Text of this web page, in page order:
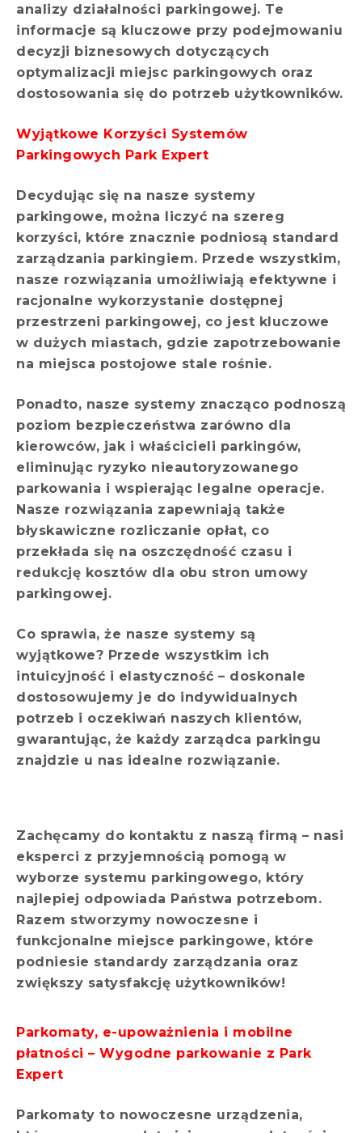
analizy działalności parkingowej. Te
informacje są kluczowe przy podejmowaniu
decyzji biznesowych dotyczących
optymalizacji miejsc parkingowych oraz
dostosowania się do potrzeb użytkowników.
Wyjątkowe Korzyści Systemów
Parkingowych Park Expert
Decydując się na nasze systemy
parkingowe, można liczyć na szereg
korzyści, które znacznie podniosą standard
zarządzania parkingiem. Przede wszystkim,
nasze rozwiązania umożliwiają efektywne i
racjonalne wykorzystanie dostępnej
przestrzeni parkingowej, co jest kluczowe
w dużych miastach, gdzie zapotrzebowanie
na miejsca postojowe stale rośnie.
Ponadto, nasze systemy znacząco podnoszą
poziom bezpieczeństwa zarówno dla
kierowców, jak i właścicieli parkingów,
eliminując ryzyko nieautoryzowanego
parkowania i wspierając legalne operacje.
Nasze rozwiązania zapewniają także
błyskawiczne rozliczanie opłat, co
przekłada się na oszczędność czasu i
redukcję kosztów dla obu stron umowy
parkingowej.
Co sprawia, że nasze systemy są
wyjątkowe? Przede wszystkim ich
intuicyjność i elastyczność – doskonale
dostosowujemy je do indywidualnych
potrzeb i oczekiwań naszych klientów,
gwarantując, że każdy zarządca parkingu
znajdzie u nas idealne rozwiązanie.
Zachęcamy do kontaktu z naszą firmą – nasi
eksperci z przyjemnością pomogą w
wyborze systemu parkingowego, który
najlepiej odpowiada Państwa potrzebom.
Razem stworzymy nowoczesne i
funkcjonalne miejsce parkingowe, które
podniesie standardy zarządzania oraz
zwiększy satysfakcję użytkowników!
Parkomaty, e-upoważnienia i mobilne
płatności – Wygodne parkowanie z Park
Expert
Parkomaty to nowoczesne urządzenia,